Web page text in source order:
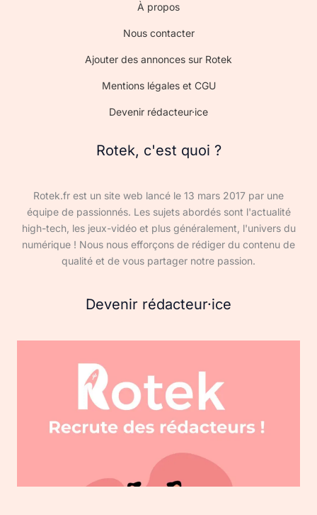
À propos
Nous contacter
Ajouter des annonces sur Rotek
Mentions légales et CGU
Devenir rédacteur·ice
Rotek, c'est quoi ?
Rotek.fr est un site web lancé le 13 mars 2017 par une
équipe de passionnés. Les sujets abordés sont l'actualité
high-tech, les jeux-vidéo et plus généralement, l'univers du
numérique ! Nous nous efforçons de rédiger du contenu de
qualité et de vous partager notre passion.
Devenir rédacteur·ice